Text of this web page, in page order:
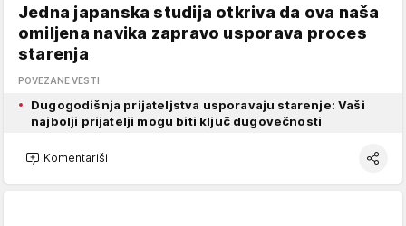
Jedna japanska studija otkriva da ova naša
omiljena navika zapravo usporava proces
starenja
POVEZANE VESTI
Dugogodišnja prijateljstva usporavaju starenje: Vaši
najbolji prijatelji mogu biti ključ dugovečnosti
Komentariši